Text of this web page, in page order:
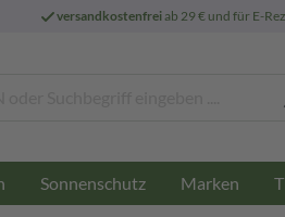
versandkostenfreiab 29 € und für E-
Sonnenschutz Marken